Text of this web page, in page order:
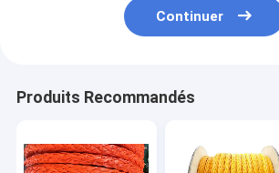
Continuer
Produits Recommandés